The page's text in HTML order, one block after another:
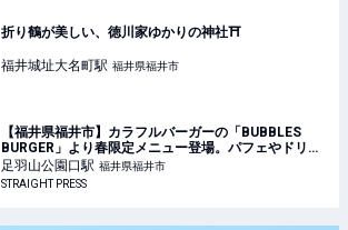
折り鶴が美しい、徳川家ゆかりの神社⛩️
福井城址大名町駅 福井県福井市
【福井県福井市】カラフルバーガーの「BUBBLES
BURGER」より春限定メニュー登場。パフェやドリン
クなど
足羽山公園口駅 福井県福井市
STRAIGHT PRESS